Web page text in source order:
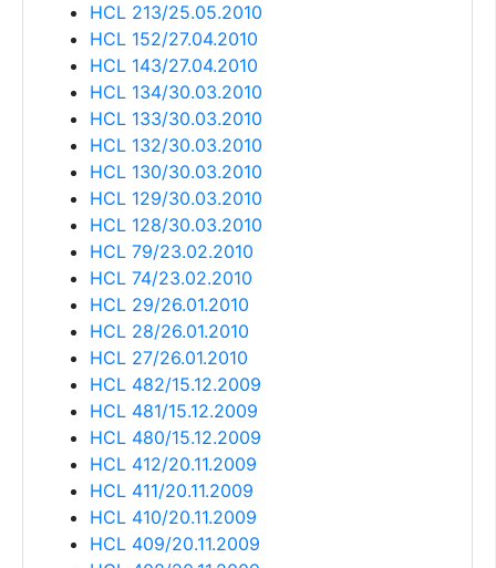
HCL 213/25.05.2010
HCL 152/27.04.2010
HCL 143/27.04.2010
HCL 134/30.03.2010
HCL 133/30.03.2010
HCL 132/30.03.2010
HCL 130/30.03.2010
HCL 129/30.03.2010
HCL 128/30.03.2010
HCL 79/23.02.2010
HCL 74/23.02.2010
HCL 29/26.01.2010
HCL 28/26.01.2010
HCL 27/26.01.2010
HCL 482/15.12.2009
HCL 481/15.12.2009
HCL 480/15.12.2009
HCL 412/20.11.2009
HCL 411/20.11.2009
HCL 410/20.11.2009
HCL 409/20.11.2009